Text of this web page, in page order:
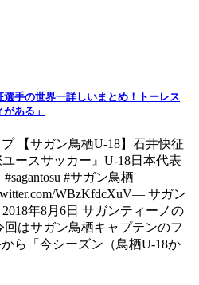
手の世界一詳しいまとめ！トーレス
ある」
【サガン鳥栖U-18】石井快征
ースサッカー』U-18日本代表
#サガン鳥栖
WBzKfdcXuV— サガン
2018年8月6日 サガンティーノの
はサガン鳥栖キャプテンのフ
ら「今シーズン（鳥栖U-18か